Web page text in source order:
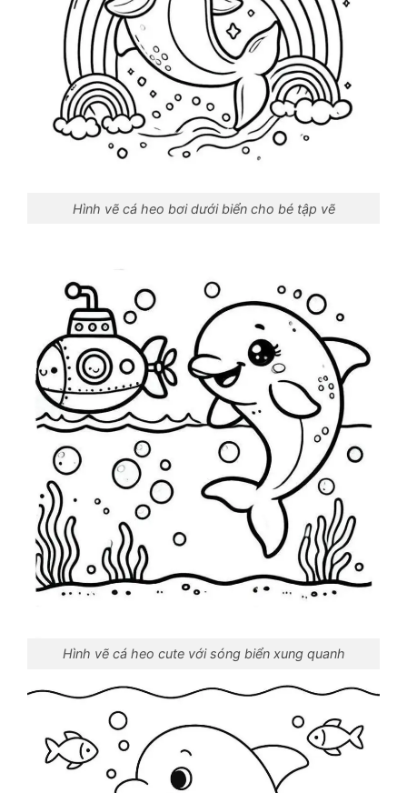
Hình vẽ cá heo bơi dưới biển cho bé tập vẽ
Hình vẽ cá heo cute với sóng biển xung quanh